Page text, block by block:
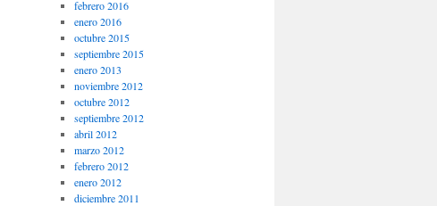
febrero 2016
enero 2016
octubre 2015
septiembre 2015
enero 2013
noviembre 2012
octubre 2012
septiembre 2012
abril 2012
marzo 2012
febrero 2012
enero 2012
diciembre 2011